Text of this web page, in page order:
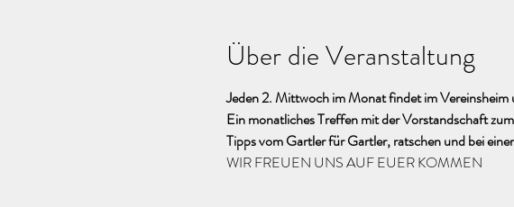
Über die Veranstaltung
Jeden 2. Mittwoch im Monat findet im
Ein monatliches Treffen mit der Vorstandschaft
Tipps vom Gartler für Gartler, ratschen und bei
WIR FREUEN UNS AUF EUER KOMMEN